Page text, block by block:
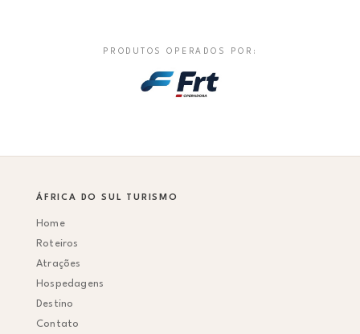
PRODUTOS OPERADOS POR:
ÁFRICA DO SUL TURISMO
Home
Roteiros
Atrações
Hospedagens
Destino
Contato